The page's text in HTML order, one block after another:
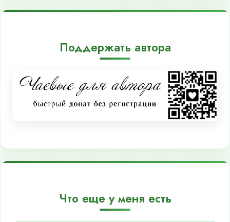
Поддержать автора
Что еще у меня есть